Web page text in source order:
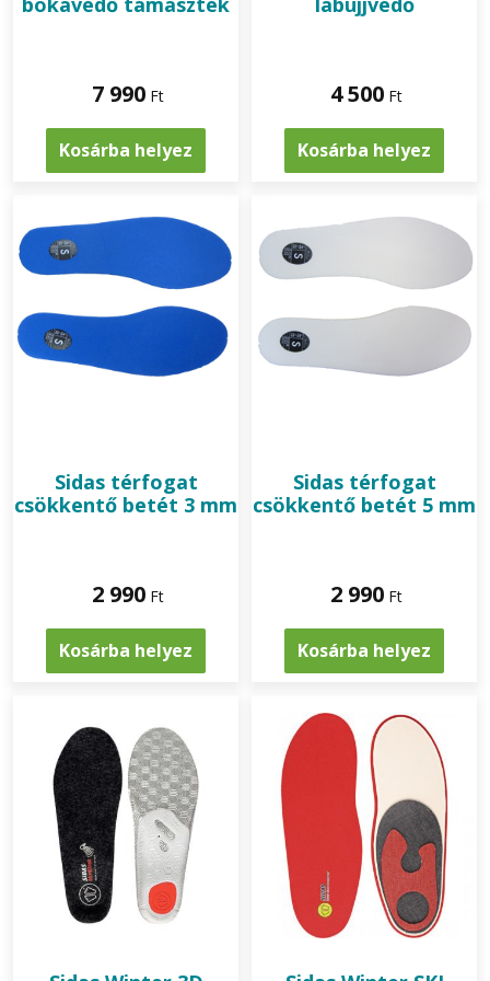
7 990 Ft
Kosárba helyez
4 500 Ft
Kosárba helyez
Sidas térfogat
csökkentő betét 3 mm
2 990 Ft
Kosárba helyez
Sidas térfogat
csökkentő betét 5 mm
2 990 Ft
Kosárba helyez